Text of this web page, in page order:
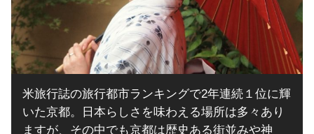
米旅行誌の旅行都市ランキングで2年連続１位に輝
いた京都。日本らしさを味わえる場所は多々あり
ますが、その中でも京都は歴史ある街並みや神